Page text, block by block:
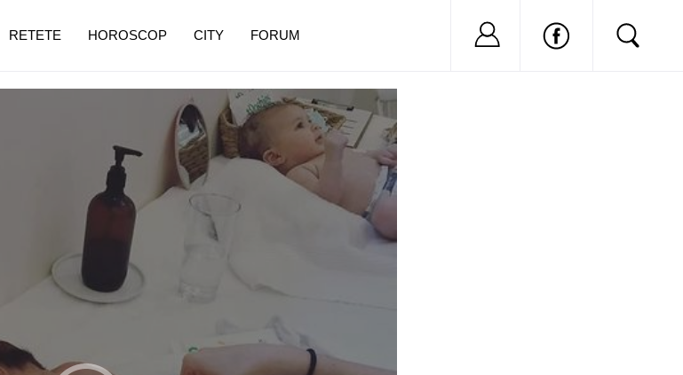
RETETE HOROSCOP CITY FORUM Nu ai cont?
la medic